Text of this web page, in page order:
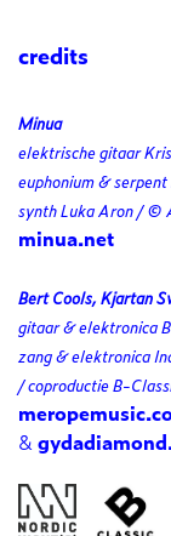
credits
Minua
elektrische gitaar
euphonium &
synth Luka Aron / ©
minua.net
Bert Cools, Kjartan
gitaar & elektronica
zang & elektronica
/coproductie B-
&